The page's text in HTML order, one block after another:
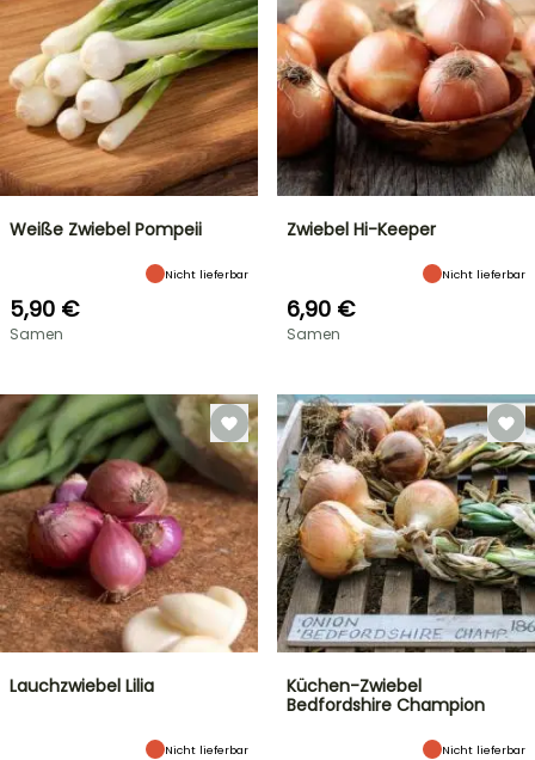
Weiße Zwiebel Pompeii
Nicht lieferbar
5,90 €
Samen
Zwiebel Hi-Keeper
Nicht lieferbar
6,90 €
Samen
Lauchzwiebel Lilia
Nicht lieferbar
Küchen-Zwiebel
Bedfordshire Champion
Nicht lieferbar